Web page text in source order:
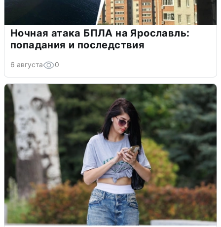
Ночная атака БПЛА на Ярославль:
попадания и последствия
6 августа 0